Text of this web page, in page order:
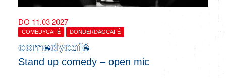
DO 11.03 2027
COMEDYCAFÉ DONDERDAGCAFÉ
comedycafé
Stand up comedy – open mic